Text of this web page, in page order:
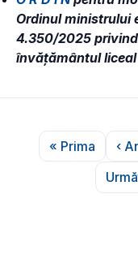
Ordinul ministrului
4.350/2025
învățământul
Paginare
Prima
« Prima ‹